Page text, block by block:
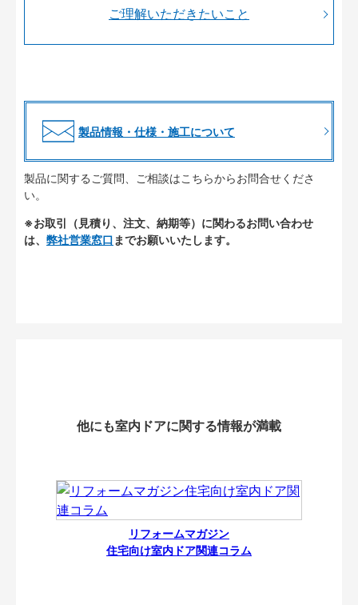
ご理解いただきたいこと
製品情報・仕様・施工について
製品に関するご質問、ご相談はこちらからお問合せくださ
い。
※お取引（見積り、注文、納期等）に関わるお問い合わせ
は、 弊社営業窓口 までお願いいたします。
他にも室内ドアに関する情報が満載
リフォームマガジン
住宅向け室内ドア関連コラム